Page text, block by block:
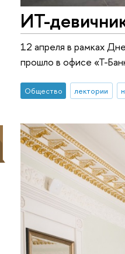
ИТ-
12 апреля в рамках
прошло в офисе «Т-
Общество лектории